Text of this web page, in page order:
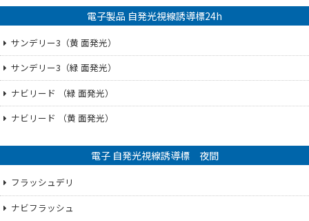
電子製品 自発光視線誘導標24h
サンデリー3（黄 面発光）
サンデリー3（緑 面発光）
ナビリード （緑 面発光）
ナビリード （黄 面発光）
電子 自発光視線誘導標 夜間
フラッシュデリ
ナビフラッシュ